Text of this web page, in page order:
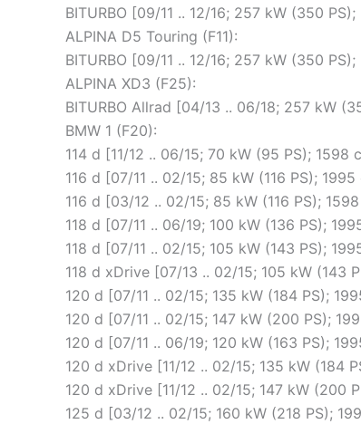
BITURBO [09/11 .. 12/16; 257 kW (350
ALPINA D5 Touring (F11):
BITURBO [09/11 .. 12/16; 257 kW (350
ALPINA XD3 (F25):
BITURBO Allrad [04/13 .. 06/18; 257 kW
BMW 1 (F20):
114 d [11/12 .. 06/15; 70 kW (95 PS);
116 d [07/11 .. 02/15; 85 kW (116 PS);
116 d [03/12 .. 02/15; 85 kW (116 PS);
118 d [07/11 .. 06/19; 100 kW (136 PS);
118 d [07/11 .. 02/15; 105 kW (143 PS);
118 d xDrive [07/13 .. 02/15; 105 kW (143
120 d [07/11 .. 02/15; 135 kW (184 PS);
120 d [07/11 .. 02/15; 147 kW (200 PS);
120 d [07/11 .. 06/19; 120 kW (163 PS);
120 d xDrive [11/12 .. 02/15; 135 kW (184
120 d xDrive [11/12 .. 02/15; 147 kW (200
125 d [03/12 .. 02/15; 160 kW (218 PS);